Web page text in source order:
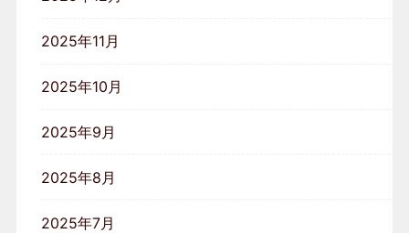
2025年11月
2025年10月
2025年9月
2025年8月
2025年7月